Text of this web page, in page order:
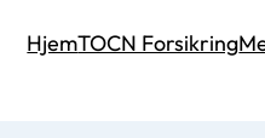
HjemTOCN Forsikring